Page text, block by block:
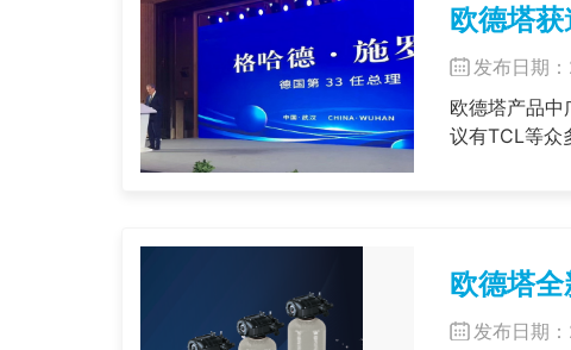
欧德塔
发布日期
欧德塔产品
议有TCL等众
欧德塔
发布日期